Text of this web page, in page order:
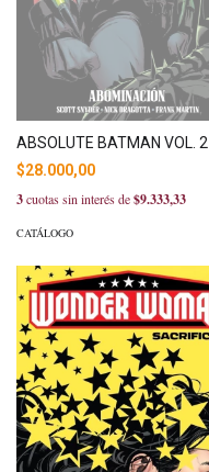
ABSOLUTE BATMAN VOL. 2
$28.000,00
3cuotas sin interés de$9.333,33
CATÁLOGO